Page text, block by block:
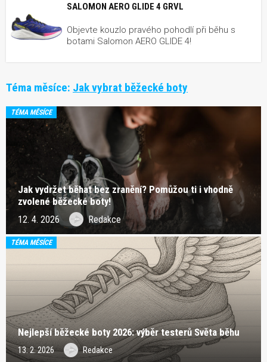
SALOMON AERO GLIDE 4 GRVL
Objevte kouzlo pravého pohodlí při běhu s
botami Salomon AERO GLIDE 4!
Téma měsíce: Jak vybrat běžecké boty
TÉMA MĚSÍCE
Jak vydržet běhat bez zranění? Pomůžou ti i vhodně
zvolené běžecké boty!
12. 4. 2026 Redakce
TÉMA MĚSÍCE
Nejlepší běžecké boty 2026: výběr testerů Světa běhu
13. 2. 2026 Redakce